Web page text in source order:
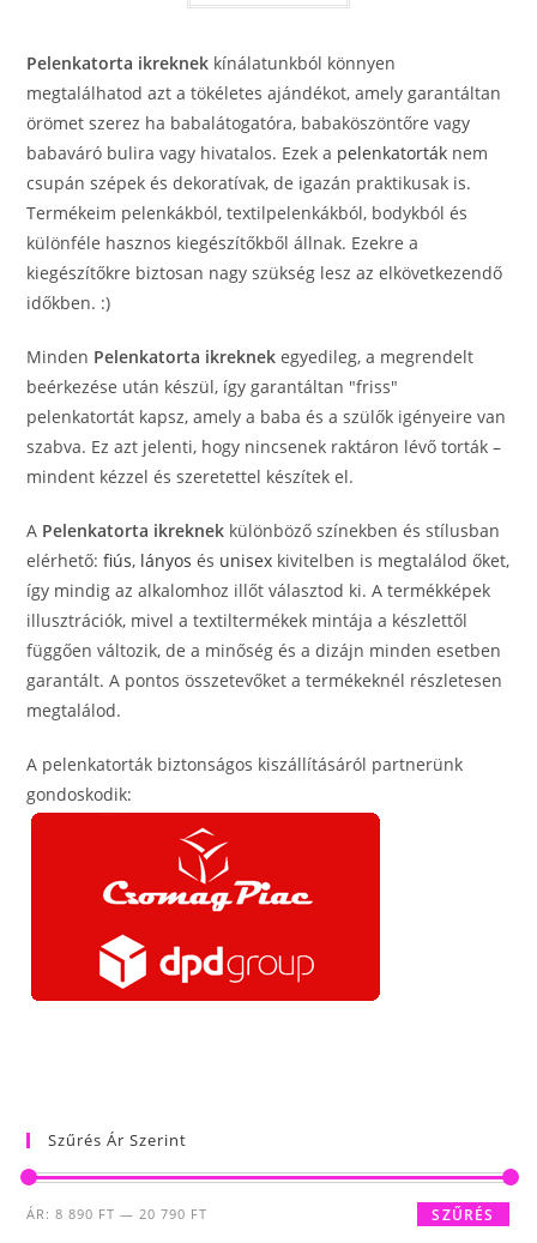
Pelenkatorta ikreknek kínálatunkból könnyen
megtalálhatod azt a tökéletes ajándékot, amely garantáltan
örömet szerez ha babalátogatóra, babaköszöntőre vagy
babaváró bulira vagy hivatalos. Ezek a pelenkatorták nem
csupán szépek és dekoratívak, de igazán praktikusak is.
Termékeim pelenkákból, textilpelenkákból, bodykból és
különféle hasznos kiegészítőkből állnak. Ezekre a
kiegészítőkre biztosan nagy szükség lesz az elkövetkezendő
időkben. :)
Minden Pelenkatorta ikreknek egyedileg, a megrendelt
beérkezése után készül, így garantáltan "friss"
pelenkatortát kapsz, amely a baba és a szülők igényeire van
szabva. Ez azt jelenti, hogy nincsenek raktáron lévő torták –
mindent kézzel és szeretettel készítek el.
A Pelenkatorta ikreknek különböző színekben és stílusban
elérhető:fiús, lányos és unisex kivitelben is megtalálod őket,
így mindig az alkalomhoz illőt választod ki. A termékképek
illusztrációk, mivel a textiltermékek mintája a készlettől
függően változik, de a minőség és a dizájn minden esetben
garantált. A pontos összetevőket a termékeknél részletesen
megtalálod.
A pelenkatorták biztonságos kiszállításáról partnerünk
gondoskodik:
Szűrés Ár Szerint
Min
Max
SZŰRÉS
ÁR:8 890 FT — 20 790 FT